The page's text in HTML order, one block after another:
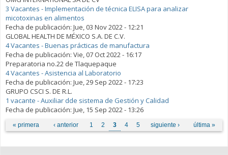
3 Vacantes - Implementación de técnica ELISA para analizar
micotoxinas en alimentos
Fecha de publicación: Jue, 03 Nov 2022 - 12:21
GLOBAL HEALTH DE MÉXICO S.A. DE C.V.
4 Vacantes - Buenas prácticas de manufactura
Fecha de publicación: Vie, 07 Oct 2022 - 16:17
Preparatoria no.22 de Tlaquepaque
4 Vacantes - Asistencia al Laboratorio
Fecha de publicación: Jue, 29 Sep 2022 - 17:23
GRUPO CSCI S. DE R.L.
1 vacante - Auxiliar dde sistema de Gestión y Calidad
Fecha de publicación: Jue, 15 Sep 2022 - 13:26
Páginas
« primera ‹ anterior 1 2 3 4 5 siguiente › última »